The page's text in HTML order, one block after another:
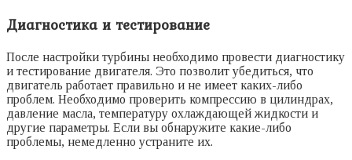
Диагностика и тестирование
После настройки турбины необходимо провести диагностику
и тестирование двигателя. Это позволит убедиться, что
двигатель работает правильно и не имеет каких-либо
проблем. Необходимо проверить компрессию в цилиндрах,
давление масла, температуру охлаждающей жидкости и
другие параметры. Если вы обнаружите какие-либо
проблемы, немедленно устраните их.